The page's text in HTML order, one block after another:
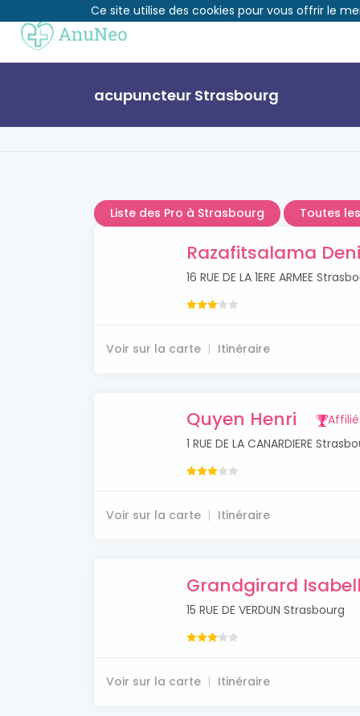
acupuncteur Strasbourg
Liste des Pro à Strasbourg Toutes
Razafitsalama
16 RUE DE LA 1ERE ARMEE
Voir sur la carte Itinéraire
Quyen Henri
Affilié
1 RUE DE LA CANARDIERE
Voir sur la carte Itinéraire
Grandgirard
15 RUE DE VERDUN Strasbourg
Voir sur la carte Itinéraire
Ce site utilise des cookies pour vous offrir le